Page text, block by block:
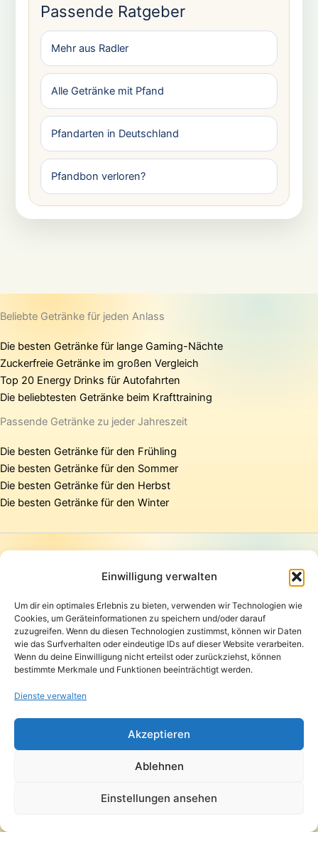
Einwilligung verwalten
Um dir ein optimales Erlebnis zu bieten, verwenden wir Technologien wie
Cookies, um Geräteinformationen zu speichern und/oder darauf
zuzugreifen. Wenn du diesen Technologien zustimmst, können wir Daten
wie das Surfverhalten oder eindeutige IDs auf dieser Website verarbeiten.
Wenn du deine Einwilligung nicht erteilst oder zurückziehst, können
bestimmte Merkmale und Funktionen beeinträchtigt werden.
Dienste verwalten
Akzeptieren
Ablehnen
Einstellungen ansehen
Passende Ratgeber
Mehr aus Radler
Alle Getränke mit Pfand
Pfandarten in Deutschland
Pfandbon verloren?
Beliebte Getränke für jeden Anlass
Die besten Getränke für lange Gaming-Nächte
Zuckerfreie Getränke im großen Vergleich
Top 20 Energy Drinks für Autofahrten
Die beliebtesten Getränke beim Krafttraining
Passende Getränke zu jeder Jahreszeit
Die besten Getränke für den Frühling
Die besten Getränke für den Sommer
Die besten Getränke für den Herbst
Die besten Getränke für den Winter
Presse
Datenschutzerklärung
AGB
Widerrufsbelehrung
Versand und Lieferung
Zahlungsarten
Copyright © 2026 Pfandpirat | Präsentiert vonZimmermanns
Internet & PR-Beratung
Instagram